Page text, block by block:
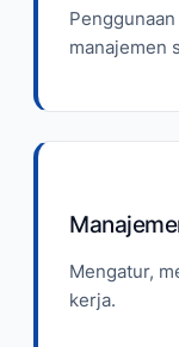
manajemen
Mengatur,
kerja.